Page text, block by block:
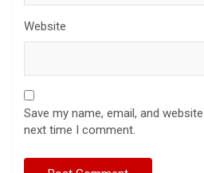
Website
Save my name, email, and
next time I comment.